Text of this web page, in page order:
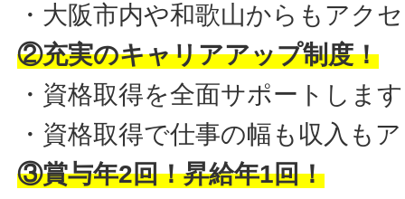
・大阪市内や和歌山からもアク
②充実のキャリアアップ制度！
・資格取得を全面サポートしま
・資格取得で仕事の幅も収入も
③賞与年2回！昇給年1回！